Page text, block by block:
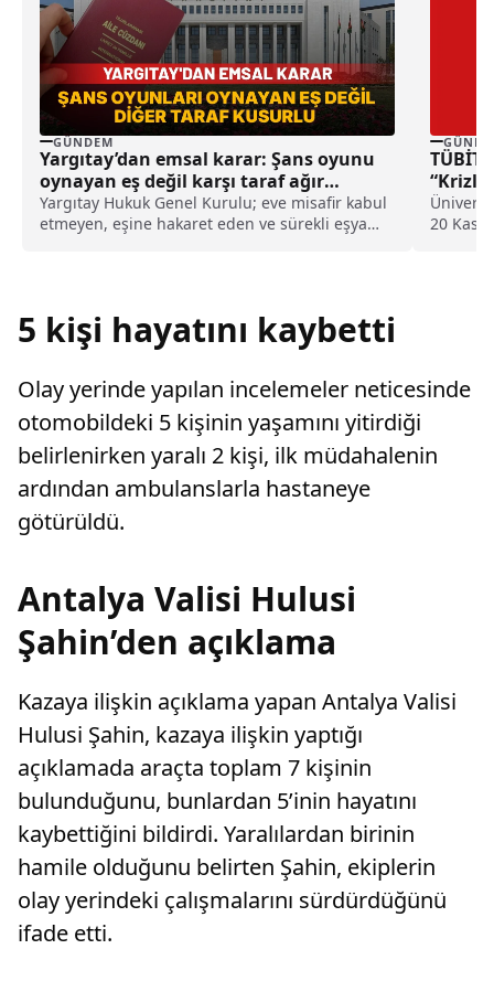
GÜNDEM
Yargıtay’dan emsal karar: Şans oyunu
oynayan eş değil karşı taraf ağır
kusurlu sayıldı
Yargıtay Hukuk Genel Kurulu; eve misafir kabul
etmeyen, eşine hakaret eden ve sürekli eşya
20
5 kişi hayatını kaybetti
Olay yerinde yapılan incelemeler neticesinde
otomobildeki 5 kişinin yaşamını yitirdiği
belirlenirken yaralı 2 kişi, ilk müdahalenin
ardından ambulanslarla hastaneye
götürüldü.
Antalya Valisi Hulusi
Şahin’den açıklama
Kazaya ilişkin açıklama yapan Antalya Valisi
Hulusi Şahin, kazaya ilişkin yaptığı
açıklamada araçta toplam 7 kişinin
bulunduğunu, bunlardan 5’inin hayatını
kaybettiğini bildirdi. Yaralılardan birinin
hamile olduğunu belirten Şahin, ekiplerin
olay yerindeki çalışmalarını sürdürdüğünü
ifade etti.